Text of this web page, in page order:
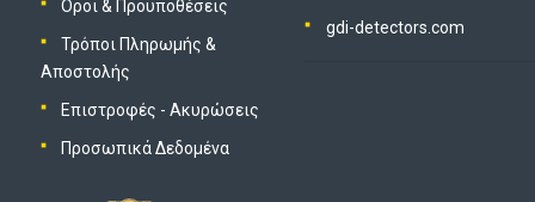
Όροι & Προϋποθέσεις
Τρόποι Πληρωμής &
Αποστολής
Επιστροφές - Ακυρώσεις
Προσωπικά Δεδομένα
gdi-detectors.com